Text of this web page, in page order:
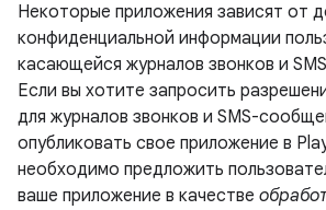
Некоторые приложения зависят от
конфиденциальной информации
касающейся журналов звонков и
Если вы хотите запросить
для журналов звонков и SMS-
опубликовать свое приложение в
необходимо предложить
ваше приложение в качестве